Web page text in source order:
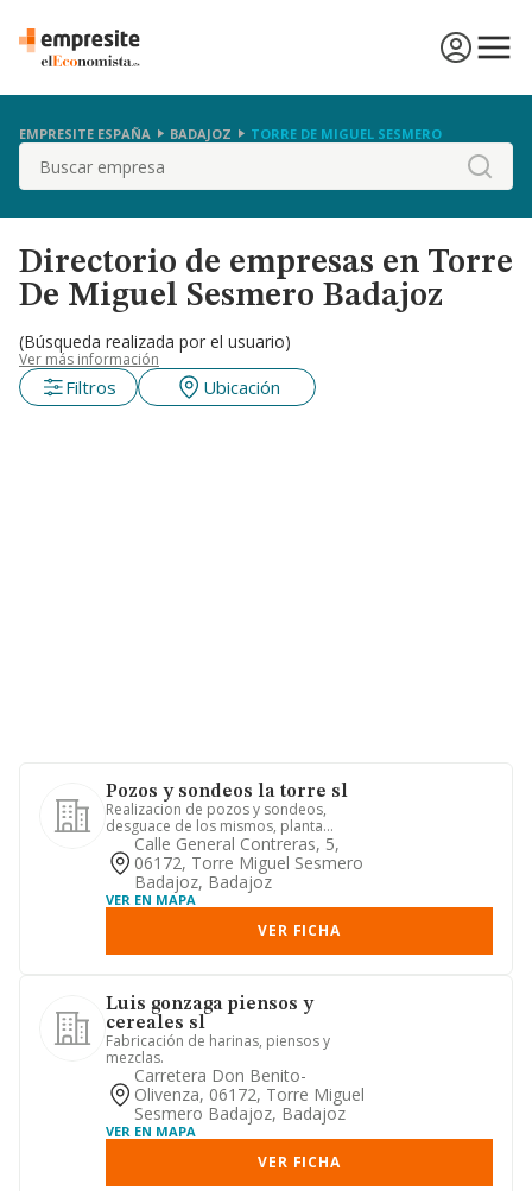
EMPRESITE ESPAÑA BADAJOZ TORRE DE MIGUEL SESMERO
Buscar
Directorio de empresas en Torre
De Miguel Sesmero Badajoz
(Búsqueda realizada por el usuario)
Ver más información
Filtros Ubicación
Pozos y sondeos la torre sl
Realizacion de pozos y sondeos,
desguace de los mismos, planta
embotelladora de agua, asi como la f...
Calle General Contreras, 5,
06172, Torre Miguel Sesmero
Badajoz, Badajoz
VER EN MAPA
VER FICHA
Luis gonzaga piensos y
cereales sl
Fabricación de harinas, piensos y
mezclas.
Carretera Don Benito-
Olivenza, 06172, Torre Miguel
Sesmero Badajoz, Badajoz
VER EN MAPA
VER FICHA